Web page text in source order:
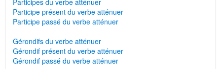
Participes du verbe atténuer
Participe présent du verbe atténuer
Participe passé du verbe atténuer
Gérondifs du verbe atténuer
Gérondif présent du verbe atténuer
Gérondif passé du verbe atténuer